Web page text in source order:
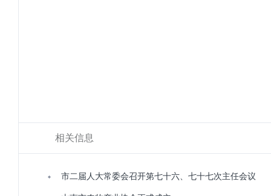
相关信息
市二届人大常委会召开第七十六、七十七次主任会议